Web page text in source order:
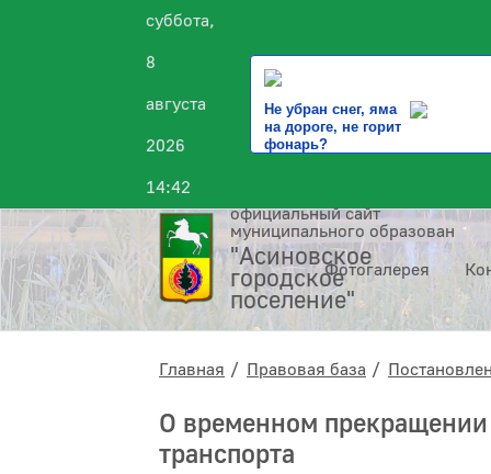
суббота,
8
августа
2026
14:42
Не убран снег, яма
на дороге, не горит
фонарь?
официальный сайт
муниципального образования
"Асиновское
городское
поселение"
Фотогалерея
Главная Правовая база
О временном
транспорта